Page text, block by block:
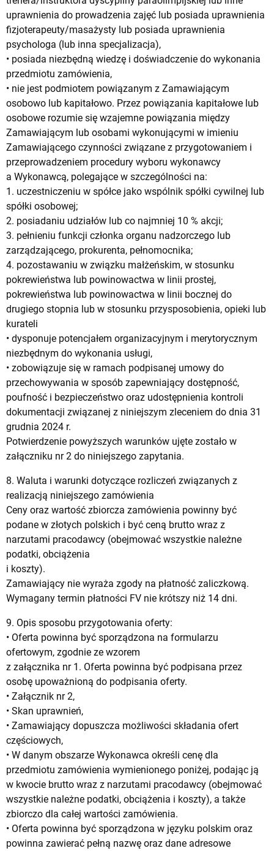
uprawnienia do prowadzenia zajęć lub posiada uprawnienia
fizjoterapeuty/masażysty lub posiada uprawnienia
psychologa (lub inna specjalizacja),
• posiada niezbędną wiedzę i doświadczenie do wykonania
przedmiotu zamówienia,
• nie jest podmiotem powiązanym z Zamawiającym
osobowo lub kapitałowo. Przez powiązania kapitałowe lub
osobowe rozumie się wzajemne powiązania między
Zamawiającym lub osobami wykonującymi w imieniu
Zamawiającego czynności związane z przygotowaniem i
przeprowadzeniem procedury wyboru wykonawcy
a Wykonawcą, polegające w szczególności na:
1. uczestniczeniu w spółce jako wspólnik spółki cywilnej lub
spółki osobowej;
2. posiadaniu udziałów lub co najmniej 10 % akcji;
3. pełnieniu funkcji członka organu nadzorczego lub
zarządzającego, prokurenta, pełnomocnika;
4. pozostawaniu w związku małżeńskim, w stosunku
pokrewieństwa lub powinowactwa w linii prostej,
pokrewieństwa lub powinowactwa w linii bocznej do
drugiego stopnia lub w stosunku przysposobienia, opieki lub
kurateli
• dysponuje potencjałem organizacyjnym i merytorycznym
niezbędnym do wykonania usługi,
• zobowiązuje się w ramach podpisanej umowy do
przechowywania w sposób zapewniający dostępność,
poufność i bezpieczeństwo oraz udostępnienia kontroli
dokumentacji związanej z niniejszym zleceniem do dnia 31
grudnia 2024 r.
Potwierdzenie powyższych warunków ujęte zostało w
załączniku nr 2 do niniejszego zapytania.
8. Waluta i warunki dotyczące rozliczeń związanych z
realizacją niniejszego zamówienia
Ceny oraz wartość zbiorcza zamówienia powinny być
podane w złotych polskich i być ceną brutto wraz z
narzutami pracodawcy (obejmować wszystkie należne
podatki, obciążenia
i koszty).
Zamawiający nie wyraża zgody na płatność zaliczkową.
Wymagany termin płatności FV nie krótszy niż 14 dni.
9. Opis sposobu przygotowania oferty:
• Oferta powinna być sporządzona na formularzu
ofertowym, zgodnie ze wzorem
z załącznika nr 1. Oferta powinna być podpisana przez
osobę upoważnioną do podpisania oferty.
• Załącznik nr 2,
• Skan uprawnień,
• Zamawiający dopuszcza możliwości składania ofert
częściowych,
• W danym obszarze Wykonawca określi cenę dla
przedmiotu zamówienia wymienionego poniżej, podając ją
w kwocie brutto wraz z narzutami pracodawcy (obejmować
wszystkie należne podatki, obciążenia i koszty), a także
zbiorczo dla całej wartości zamówienia.
• Oferta powinna być sporządzona w języku polskim oraz
powinna zawierać pełną nazwę oraz dane adresowe